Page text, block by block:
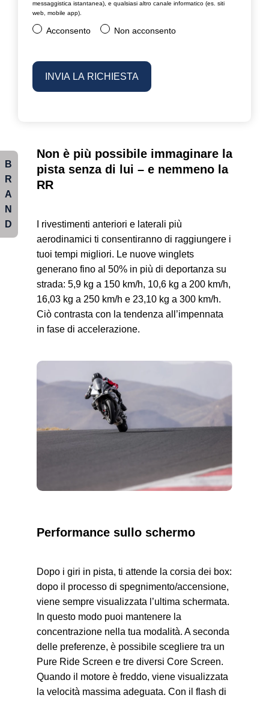
messaggistica istantanea), e qualsiasi altro canale informatico (es. siti
web, mobile app).
Acconsento Non acconsento
Non è più possibile immaginare la
pista senza di lui – e nemmeno la
RR
I rivestimenti anteriori e laterali più
aerodinamici ti consentiranno di raggiungere i
tuoi tempi migliori. Le nuove winglets
generano fino al 50% in più di deportanza su
strada: 5,9 kg a 150 km/h, 10,6 kg a 200 km/h,
16,03 kg a 250 km/h e 23,10 kg a 300 km/h.
Ciò contrasta con la tendenza all’impennata
in fase di accelerazione.
Performance sullo schermo
Dopo i giri in pista, ti attende la corsia dei box:
dopo il processo di spegnimento/accensione,
viene sempre visualizzata l’ultima schermata.
In questo modo puoi mantenere la
concentrazione nella tua modalità. A seconda
delle preferenze, è possibile scegliere tra un
Pure Ride Screen e tre diversi Core Screen.
Quando il motore è freddo, viene visualizzata
la velocità massima adeguata. Con il flash di
B
R
A
N
D